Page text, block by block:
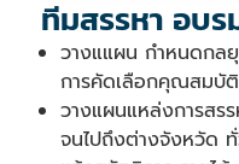
ทีมสรรหา อบ
วางแแผน กำหนดกล
การคัดเลือกคุณสมบั
วางแผนแหล่งการสร
จนไปถึงต่างจังหวัด ทั่